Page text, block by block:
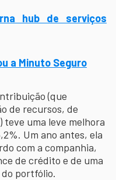
hub de serviços
a Minuto Seguro
(que
de recursos, de
teve uma leve melhora
Um ano antes, ela
com a companhia,
de crédito e de uma
portfólio.